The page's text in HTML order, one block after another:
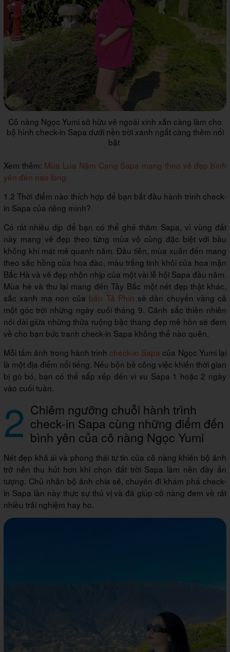
Cô nàng Ngọc Yumi sở hữu vẻ ngoài xinh xắn càng làm cho
bộ hình check-in Sapa dưới nền trời xanh ngắt càng thêm nổi
bật
Xem thêm: Mùa Lúa Nậm Cang Sapa mang theo vẻ đẹp bình
yên đến nao lòng
1.2 Thời điểm nào thích hợp để bạn bắt đầu hành trình check-
in Sapa của riêng mình?
Có rất nhiều dịp để bạn có thể ghé thăm Sapa, vì vùng đất
này mang vẻ đẹp theo từng mùa vô cùng đặc biệt với bầu
không khí mát mẻ quanh năm. Đầu tiên, mùa xuân đến mang
theo sắc hồng của hoa đào, màu trắng tinh khôi của hoa mận
Bắc Hà và vẻ đẹp nhộn nhịp của một vài lễ hội Sapa đầu năm.
Mùa hè và thu lại mang đến Tây Bắc một nét đẹp thật khác,
sắc xanh mạ non của bản Tả Phìn sẽ dần chuyển vàng cả
một góc trời những ngày cuối tháng 9. Cảnh sắc thiên nhiên
nối dài giữa những thửa ruộng bậc thang đẹp mê hồn sẽ đem
về cho bạn bức tranh check-in Sapa không thể nào quên.
Mỗi tấm ảnh trong hành trình check-in Sapa của Ngọc Yumi lại
là một địa điểm nổi tiếng. Nếu bộn bề công việc khiến thời gian
bị gò bó, bạn có thể sắp xếp đến vi vu Sapa 1 hoặc 2 ngày
vào cuối tuần.
2 Chiêm ngưỡng chuỗi hành trình
check-in Sapa cùng những điểm đến
bình yên của cô nàng Ngọc Yumi
Nét đẹp khả ái và phong thái tự tin của cô nàng khiến bộ ảnh
trở nên thu hút hơn khi chọn đất trời Sapa làm nền đầy ấn
tượng. Chủ nhân bộ ảnh chia sẻ, chuyến đi khám phá check-
in Sapa lần này thực sự thú vị và đã giúp cô nàng đem về rất
nhiều trải nghiệm hay ho.